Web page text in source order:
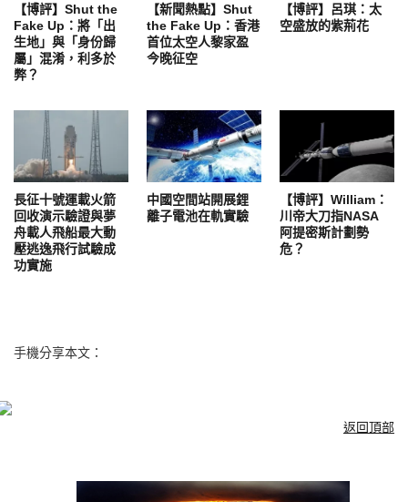
【博評】Shut the
Fake Up：將「出
生地」與「身份歸
屬」混淆，利多於
弊？
【新聞熱點】Shut
the Fake Up：香港
首位太空人黎家盈
今晚征空
【博評】呂琪：太
空盛放的紫荊花
長征十號運載火箭
回收演示驗證與夢
舟載人飛船最大動
壓逃逸飛行試驗成
功實施
中國空間站開展鋰
離子電池在軌實驗
【博評】William：
川帝大刀指NASA
阿提密斯計劃勢
危？
手機分享本文：
返回頂部